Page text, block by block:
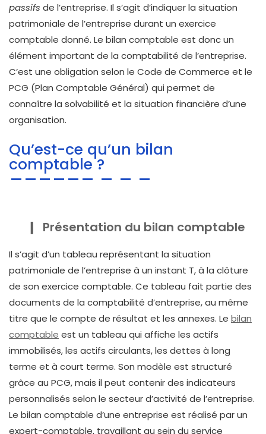
passifs de l’entreprise. Il s’agit d’indiquer la situation
patrimoniale de l’entreprise durant un exercice
comptable donné. Le bilan comptable est donc un
élément important de la comptabilité de l’entreprise.
C’est une obligation selon le Code de Commerce et le
PCG (Plan Comptable Général) qui permet de
connaître la solvabilité et la situation financière d’une
organisation.
Qu’est-ce qu’un bilan
comptable ?
Présentation du bilan comptable
Il s’agit d’un tableau représentant la situation
patrimoniale de l’entreprise à un instant T, à la clôture
de son exercice comptable. Ce tableau fait partie des
documents de la comptabilité d’entreprise, au même
titre que le compte de résultat et les annexes. Le bilan
comptable est un tableau qui affiche les actifs
immobilisés, les actifs circulants, les dettes à long
terme et à court terme. Son modèle est structuré
grâce au PCG, mais il peut contenir des indicateurs
personnalisés selon le secteur d’activité de l’entreprise.
Le bilan comptable d’une entreprise est réalisé par un
expert-comptable, travaillant au sein du service